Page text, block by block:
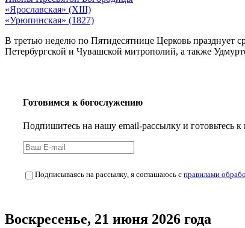
«Ярославская» (XIII)
«Урюпинская» (1827)
В третью неделю по Пятидесятнице Церковь празднует
Петербургской и Чувашской митрополий, а также
Готовимся к богослужению
Подпишитесь на нашу email-рассылку и готовьтесь
Подписываясь на рассылку, я соглашаюсь с правилами
Воскресенье, 21 июня 2026 года